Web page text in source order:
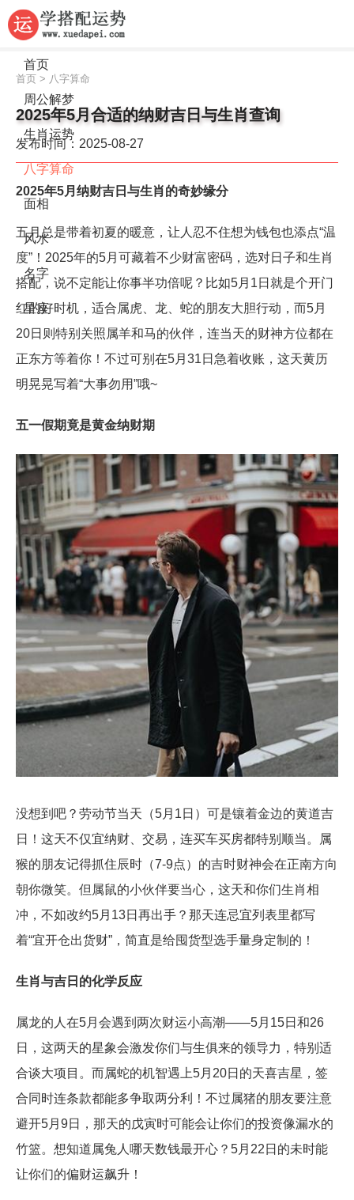
首页
周公解梦
生肖运势
八字算命
面相
风水
名字
星座
首页 > 八字算命
2025年5月合适的纳财吉日与生肖查询
发布时间：2025-08-27
2025年5月纳财吉日与生肖的奇妙缘分
五月总是带着初夏的暖意，让人忍不住想为钱包也添点“温
度”！2025年的5月可藏着不少财富密码，选对日子和生肖
搭配，说不定能让你事半功倍呢？比如5月1日就是个开门
红的好时机，适合属虎、龙、蛇的朋友大胆行动，而5月
20日则特别关照属羊和马的伙伴，连当天的财神方位都在
正东方等着你！不过可别在5月31日急着收账，这天黄历
明晃晃写着“大事勿用”哦~
五一假期竟是黄金纳财期
没想到吧？劳动节当天（5月1日）可是镶着金边的黄道吉
日！这天不仅宜纳财、交易，连买车买房都特别顺当。属
猴的朋友记得抓住辰时（7-9点）的吉时财神会在正南方向
朝你微笑。但属鼠的小伙伴要当心，这天和你们生肖相
冲，不如改约5月13日再出手？那天连忌宜列表里都写
着“宜开仓出货财”，简直是给囤货型选手量身定制的！
生肖与吉日的化学反应
属龙的人在5月会遇到两次财运小高潮——5月15日和26
日，这两天的星象会激发你们与生俱来的领导力，特别适
合谈大项目。而属蛇的机智遇上5月20日的天喜吉星，签
合同时连条款都能多争取两分利！不过属猪的朋友要注意
避开5月9日，那天的戊寅时可能会让你们的投资像漏水的
竹篮。想知道属兔人哪天数钱最开心？5月22日的未时能
让你们的偏财运飙升！